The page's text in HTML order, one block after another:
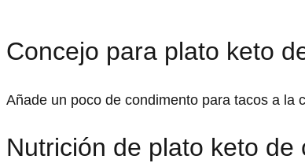
Concejo para plato keto
Añade un poco de condimento para tacos a la
Nutrición de plato keto de